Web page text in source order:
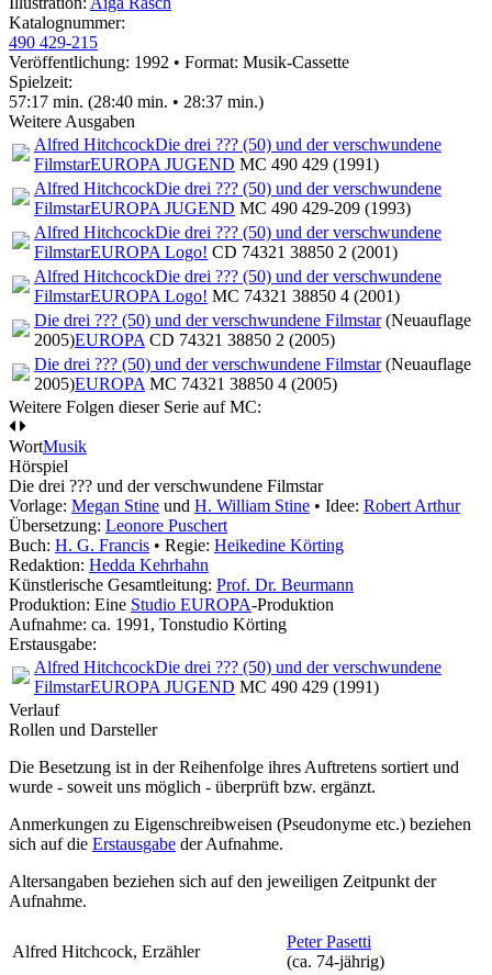
Katalognummer:
490 429-215
Veröffentlichung: 1992 • Format: Musik-Cassette
Spielzeit:
57:17 min. (28:40 min. • 28:37 min.)
Weitere Ausgaben
Alfred HitchcockDie drei ??? (50) und der verschwundene
FilmstarEUROPA JUGEND MC 490 429 (1991)
Alfred HitchcockDie drei ??? (50) und der verschwundene
FilmstarEUROPA JUGEND MC 490 429-209 (1993)
Alfred HitchcockDie drei ??? (50) und der verschwundene
FilmstarEUROPA Logo! CD 74321 38850 2 (2001)
Alfred HitchcockDie drei ??? (50) und der verschwundene
FilmstarEUROPA Logo! MC 74321 38850 4 (2001)
Die drei ??? (50) und der verschwundene Filmstar (Neuauflage
2005)EUROPA CD 74321 38850 2 (2005)
Die drei ??? (50) und der verschwundene Filmstar (Neuauflage
2005)EUROPA MC 74321 38850 4 (2005)
Weitere Folgen dieser Serie auf MC:
WortMusik
Hörspiel
Die drei ??? und der verschwundene Filmstar
Vorlage: Megan Stine und H. William Stine • Idee: Robert Arthur
Übersetzung: Leonore Puschert
Buch: H. G. Francis • Regie: Heikedine Körting
Redaktion: Hedda Kehrhahn
Künstlerische Gesamtleitung: Prof. Dr. Beurmann
Produktion: Eine Studio EUROPA-Produktion
Aufnahme: ca. 1991, Tonstudio Körting
Erstausgabe:
Alfred HitchcockDie drei ??? (50) und der verschwundene
FilmstarEUROPA JUGEND MC 490 429 (1991)
Verlauf
Rollen und Darsteller
Die Besetzung ist in derReihenfolge ihres Auftretens sortiert und
wurde - soweit uns möglich - überprüft bzw. ergänzt.
Anmerkungen zu Eigenschreibweisen (Pseudonyme etc.) beziehen
sich auf die Erstausgabe der Aufnahme.
Altersangaben beziehen sich auf den jeweiligen Zeitpunkt der
Aufnahme.
Alfred Hitchcock, Erzähler
Peter Pasetti
(ca. 74‑jährig)